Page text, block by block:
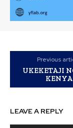
Previous
UKEKETAJI
KENYA
LEAVE A REPLY